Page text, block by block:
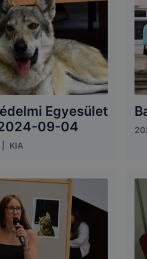
Egyesület
09-04
KIA